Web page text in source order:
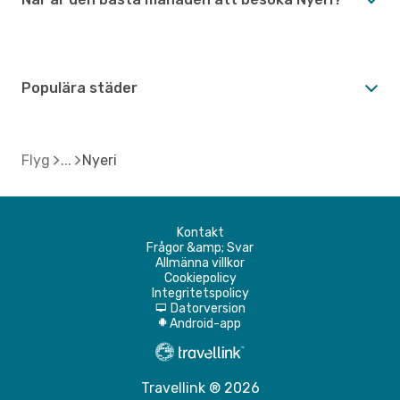
Populära städer
Flyg Nyeri
Kontakt
Frågor &amp; Svar
Allmänna villkor
Cookiepolicy
Integritetspolicy
d Datorversion
A Android-app
Travellink ® 2026